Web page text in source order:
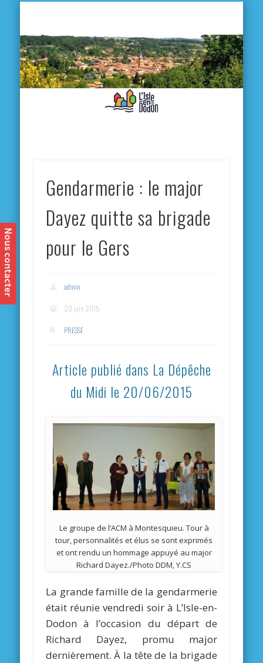
Gendarmerie : le major
Dayez quitte sa brigade
pour le Gers
admin
20 juin 2015
PRESSE
Article publié dans La Dépêche
du Midi le 20/06/2015
Le groupe de l’ACM à Montesquieu. Tour à
tour, personnalités et élus se sont exprimés
et ont rendu un hommage appuyé au major
Richard Dayez./Photo DDM, Y.CS
La grande famille de la gendarmerie
était réunie vendredi soir à L’Isle-en-
Dodon à l’occasion du départ de
Richard Dayez, promu major
dernièrement. À la tête de la brigade